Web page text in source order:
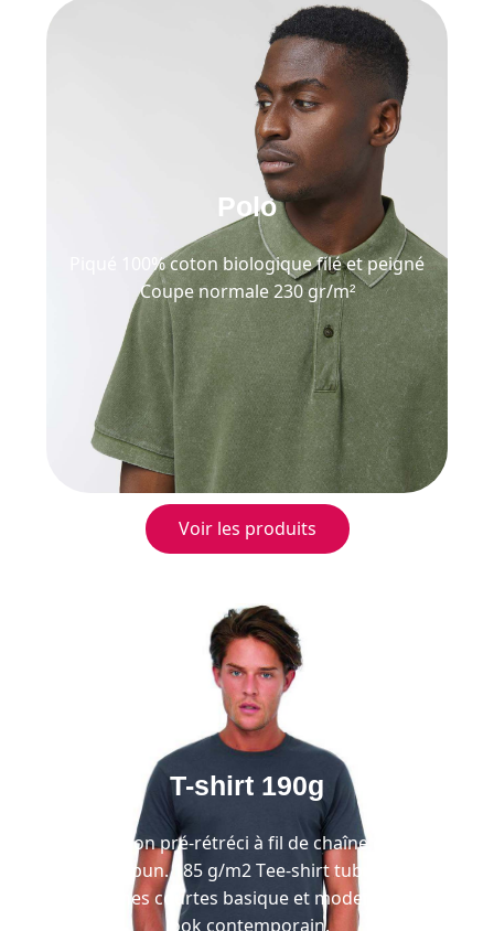
Polo
Piqué 100% coton biologique filé et peigné
Coupe normale 230 gr/m²
Voir les produits
T-shirt 190g
100% coton pré-rétréci à fil de chaîne continu
Ringspun. 185 g/m2 Tee-shirt tubulaire
manches courtes basique et moderne, au
look contemporain.